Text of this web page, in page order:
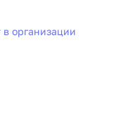
в организации